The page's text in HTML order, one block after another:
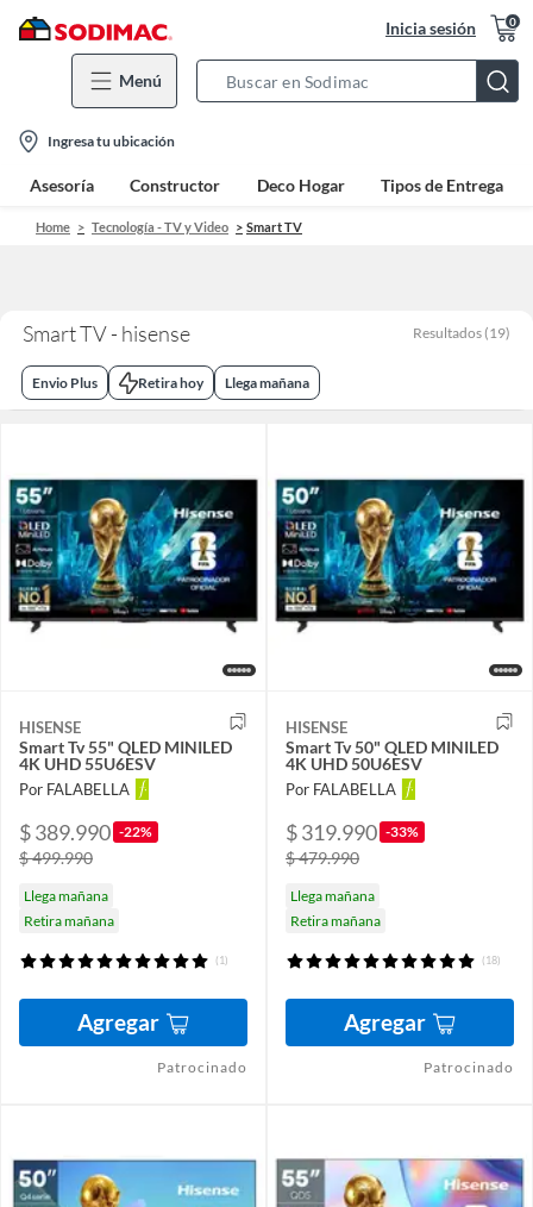
Inicia sesión 0
Menú
Bar
location-
icon
Ingresa tu ubicación
Asesoría Constructor Deco Hogar Tipos de Entrega
Home Tecnología - TV y Video Smart TV
Smart TV - hisense Resultados (19)
Envio Plus Retira hoy Llega mañana
HISENSE
Smart Tv 55" QLED MINILED
4K UHD 55U6ESV
Por FALABELLA
$ 389.990 -22%
$ 499.990
Llega mañana
Retira mañana
(1)
Agregar
Patrocinado
HISENSE
Smart Tv 50" QLED MINILED
4K UHD 50U6ESV
Por FALABELLA
$ 319.990 -33%
$ 479.990
Llega mañana
Retira mañana
(18)
Agregar
Patrocinado